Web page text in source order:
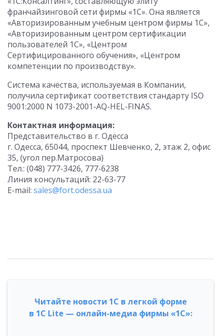
франчайзинговой сети фирмы «1С». Она является
«Авторизированным учебным центром фирмы 1С»,
«Авторизированным центром сертификации
пользователей 1С», «Центром
Сертифицированного обучения», «Центром
компетенции по производству».
Система качества, используемая в Компании,
получила сертификат соответствия стандарту ISO
9001:2000 N 1073-2001-AQ-HEL-FINAS.
Контактная информация:
Представительство в г. Одесса
г. Одесса, 65044, проспект Шевченко, 2, этаж 2, офис
35, (угол пер.Матросова)
Тел.: (048) 777-3426, 777-6238
Линия консультаций: 22-63-77
E-mail: sales@fort.odessa.ua
Читайте новости 1С в легкой форме
в 1С Lite — онлайн-медиа фирмы «1С»: